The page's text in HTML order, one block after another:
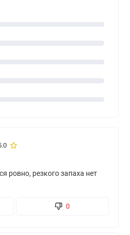
ровно, резкого запаха нет
0